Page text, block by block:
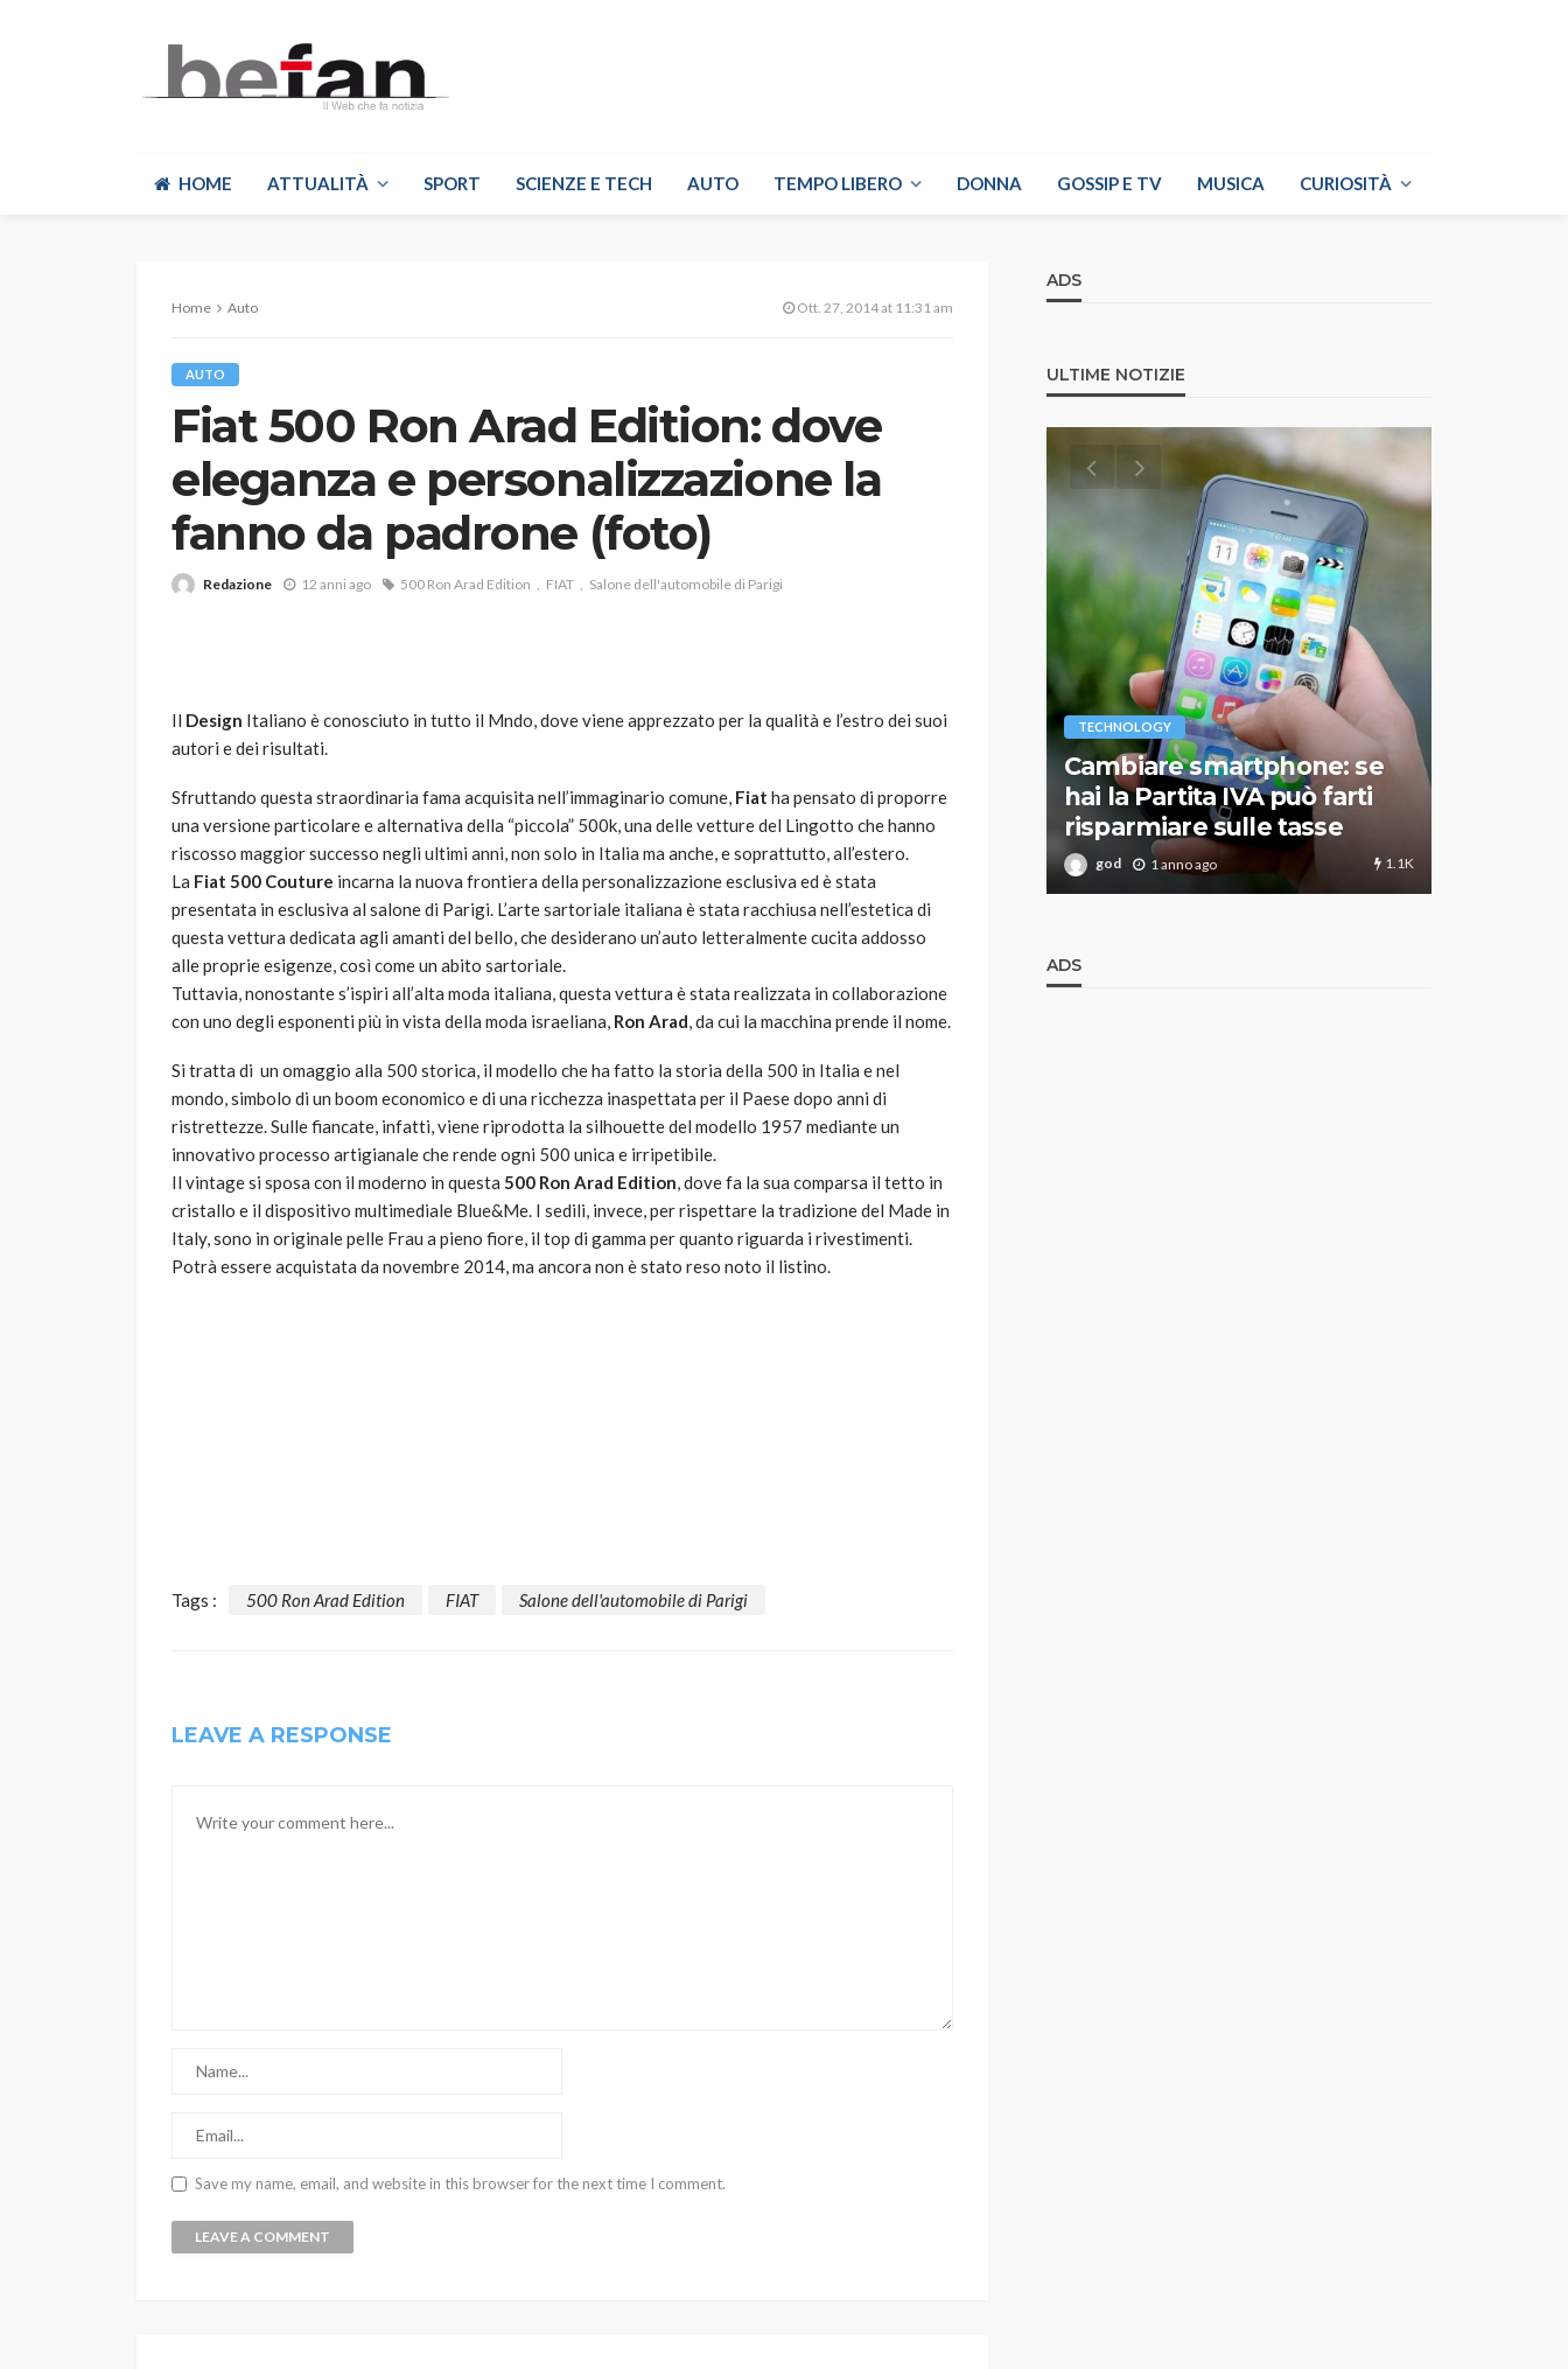
HOME ATTUALITÀ SPORT SCIENZE E TECH AUTO TEMPO LIBERO DONNA GOSSIP E TV MUSICA CURIOSITÀ
Home Auto Ott. 27, 2014 at 11:31 am
AUTO
Fiat 500 Ron Arad Edition: dove
eleganza e personalizzazione la
fanno da padrone (foto)
Redazione 12 anni ago 500 Ron Arad Edition FIAT Salone dell'automobile di Parigi
Il Design Italiano è conosciuto in tutto il Mndo, dove viene apprezzato per la qualità e l’estro dei suoi
autori e dei risultati.
Sfruttando questa straordinaria fama acquisita nell’immaginario comune, Fiat ha pensato di proporre
una versione particolare e alternativa della “piccola” 500k, una delle vetture del Lingotto che hanno
riscosso maggior successo negli ultimi anni, non solo in Italia ma anche, e soprattutto, all’estero.
La Fiat 500 Couture incarna la nuova frontiera della personalizzazione esclusiva ed è stata
presentata in esclusiva al salone di Parigi. L’arte sartoriale italiana è stata racchiusa nell’estetica di
questa vettura dedicata agli amanti del bello, che desiderano un’auto letteralmente cucita addosso
alle proprie esigenze, così come un abito sartoriale.
Tuttavia, nonostante s’ispiri all’alta moda italiana, questa vettura è stata realizzata in collaborazione
con uno degli esponenti più in vista della moda israeliana, Ron Arad, da cui la macchina prende il nome.
Si tratta di un omaggio alla 500 storica, il modello che ha fatto la storia della 500 in Italia e nel
mondo, simbolo di un boom economico e di una ricchezza inaspettata per il Paese dopo anni di
ristrettezze. Sulle fiancate, infatti, viene riprodotta la silhouette del modello 1957 mediante un
innovativo processo artigianale che rende ogni 500 unica e irripetibile.
Il vintage si sposa con il moderno in questa 500 Ron Arad Edition, dove fa la sua comparsa il tetto in
cristallo e il dispositivo multimediale Blue&Me. I sedili, invece, per rispettare la tradizione del Made in
Italy, sono in originale pelle Frau a pieno fiore, il top di gamma per quanto riguarda i rivestimenti.
Potrà essere acquistata da novembre 2014, ma ancora non è stato reso noto il listino.
Tags : 500 Ron Arad Edition FIAT Salone dell'automobile di Parigi
LEAVE A RESPONSE
Save my name, email, and website in this browser for the next time I comment.
ADS
ULTIME NOTIZIE
VARIE
Robot tagliaerba: quale
scegliere per il tuo prato
god 1 anno ago 785
Davis: tennis mondiale e
l’automobilismo
abbracciano la stessa causa
god 9 mesi ago
TECHNOLOGY
Cambiare smartphone: se
hai la Partita IVA può farti
risparmiare sulle tasse
god 1 anno ago 1.1K
ADS